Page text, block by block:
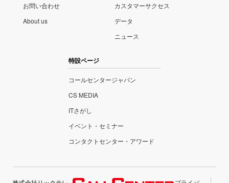
お問い合わせ
About us
カスタマーサクセス
データ
ニュース
特設ページ
コールセンタージャパン
CS MEDIA
ITさがし
イベント・セミナー
コンタクトセンター・アワード